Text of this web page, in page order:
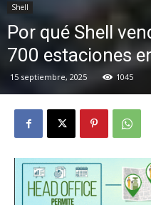
Shell
Por qué Shell
700 estaciones
15 septiembre, 2025 1045